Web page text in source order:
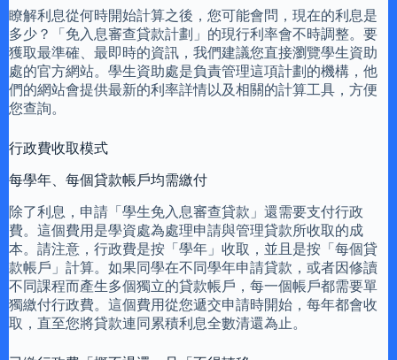
瞭解利息從何時開始計算之後，您可能會問，現在的利息是
多少？「免入息審查貸款計劃」的現行利率會不時調整。要
獲取最準確、最即時的資訊，我們建議您直接瀏覽學生資助
處的官方網站。學生資助處是負責管理這項計劃的機構，他
們的網站會提供最新的利率詳情以及相關的計算工具，方便
您查詢。
行政費收取模式
每學年、每個貸款帳戶均需繳付
除了利息，申請「學生免入息審查貸款」還需要支付行政
費。這個費用是學資處為處理申請與管理貸款所收取的成
本。請注意，行政費是按「學年」收取，並且是按「每個貸
款帳戶」計算。如果同學在不同學年申請貸款，或者因修讀
不同課程而產生多個獨立的貸款帳戶，每一個帳戶都需要單
獨繳付行政費。這個費用從您遞交申請時開始，每年都會收
取，直至您將貸款連同累積利息全數清還為止。